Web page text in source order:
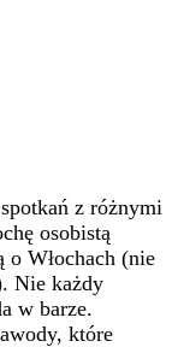
z różnymi
osobistą
o Włochach (nie
Nie każdy
w barze.
które